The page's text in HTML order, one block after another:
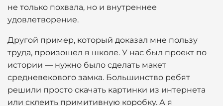
не только похвала, но и внутреннее
удовлетворение.
Другой пример, который доказал мне пользу
труда, произошел в школе. У нас был проект по
истории — нужно было сделать макет
средневекового замка. Большинство ребят
решили просто скачать картинки из интернета
или склеить примитивную коробку. А я